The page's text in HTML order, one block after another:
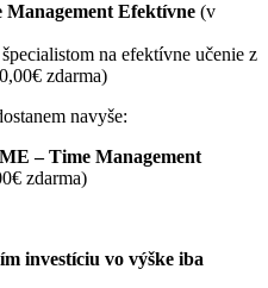
Efektívne (v
na efektívne učenie z
zdarma)
navyše:
– Time Management
zdarma)
investíciu vo výške iba